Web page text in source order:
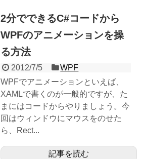
2分でできるC#コードから
WPFのアニメーションを操
る方法
2012/7/5
WPF
WPFでアニメーションといえば、
XAMLで書くのが一般的ですが、た
まにはコードからやりましょう。今
回はウィンドウにマウスをのせた
ら、Rect...
記事を読む